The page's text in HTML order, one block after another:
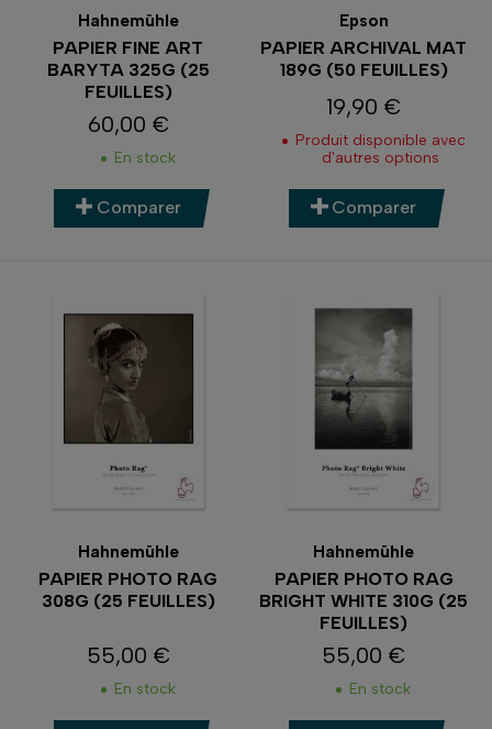
Hahnemühle
PAPIER FINE ART
BARYTA 325G (25
FEUILLES)
Prix
60,00 €
En stock
Comparer
Epson
PAPIER ARCHIVAL MAT
189G (50 FEUILLES)
Prix
19,90 €
Produit disponible avec
d'autres options
Comparer
Hahnemühle
PAPIER PHOTO RAG
308G (25 FEUILLES)
Prix
55,00 €
En stock
Hahnemühle
PAPIER PHOTO RAG
BRIGHT WHITE 310G (25
FEUILLES)
Prix
55,00 €
En stock